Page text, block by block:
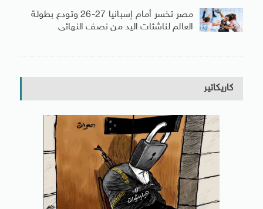
مصر تخسر أمام إسبانيا 27-26 وتودع بطولة
العالم لناشئات اليد من نصف النهائى
كاريكاتير